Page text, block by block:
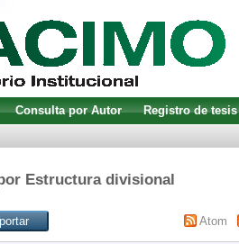
Consulta por Autor Registro de tesis
Estructura divisional
Atom